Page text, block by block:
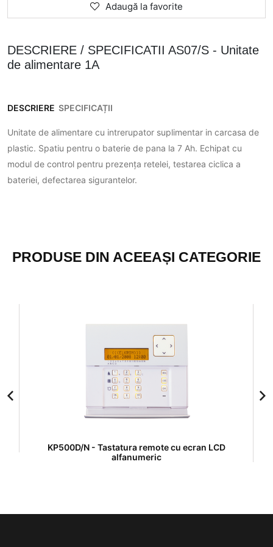
Adaugă la favorite
DESCRIERE / SPECIFICATII AS07/S - Unitate
de alimentare 1A
DESCRIERE SPECIFICAȚII
Unitate de alimentare cu intrerupator suplimentar in carcasa de
plastic. Spatiu pentru o baterie de pana la 7 Ah. Echipat cu
modul de control pentru prezența retelei, testarea ciclica a
bateriei, defectarea sigurantelor.
PRODUSE DIN ACEEAȘI CATEGORIE
KP500D/N - Tastatura remote cu ecran LCD
alfanumeric